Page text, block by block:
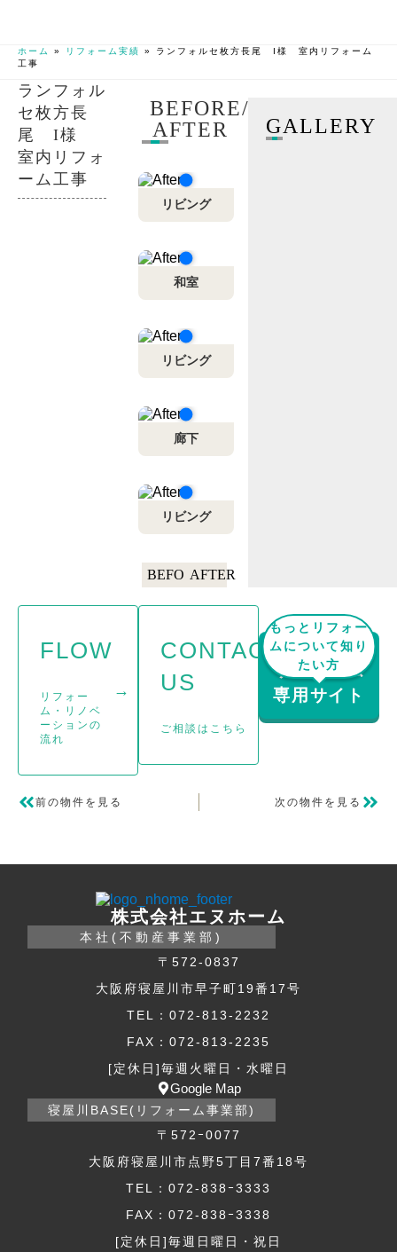
ホーム » リフォーム実績 » ランフォルセ枚方長尾 I様 室内リフォーム
工事
ランフォル
セ枚方長
尾 I様
室内リフォ
ーム工事
BEFORE/
AFTER
リビング
和室
リビング
廊下
リビング
BEFOREAFTER
GALLERY
FLOW
リフォー
ム・リノベ
ーションの
流れ
→
CONTACT
US
ご相談はこちら
→
もっとリフォー
ムについて知り
たい方
リフォーム
専用サイト
前の物件を見る 次の物件を見る
株式会社エヌホーム
本社(不動産事業部)
〒572-0837
大阪府寝屋川市早子町19番17号
TEL：072-813-2232
FAX：072-813-2235
[定休日]毎週火曜日・水曜日
Google Map
寝屋川BASE(リフォーム事業部)
〒572ｰ0077
大阪府寝屋川市点野5丁目7番18号
TEL：072-838ｰ3333
FAX：072-838ｰ3338
[定休日]毎週日曜日・祝日